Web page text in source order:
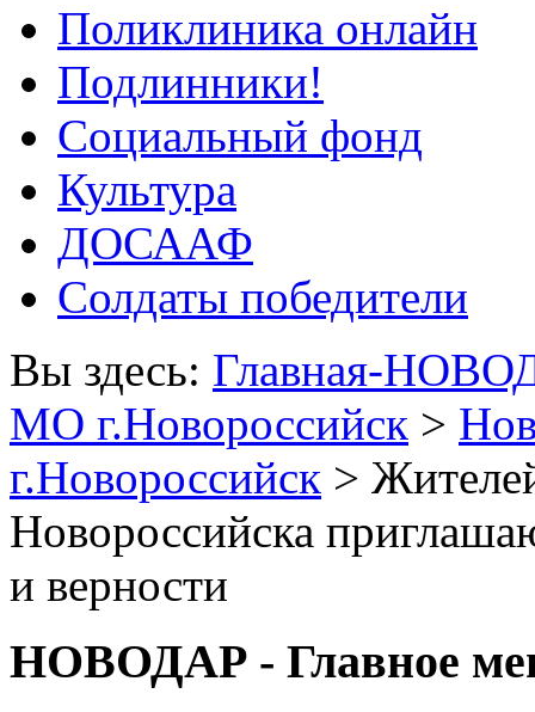
Поликлиника онлайн
Подлинники!
Социальный фонд
Культура
ДОСААФ
Солдаты победители
Вы здесь: Главная-
МО г.Новороссийск >
г.Новороссийск >
Новороссийска
и верности
НОВОДАР - Главное